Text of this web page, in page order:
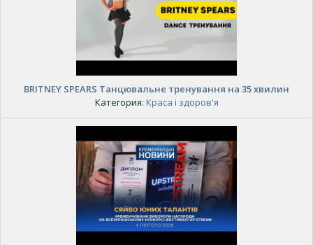
BRITNEY SPEARS Танцювальне тренування на 35 хвилин
Категория: Краса і здоров'я